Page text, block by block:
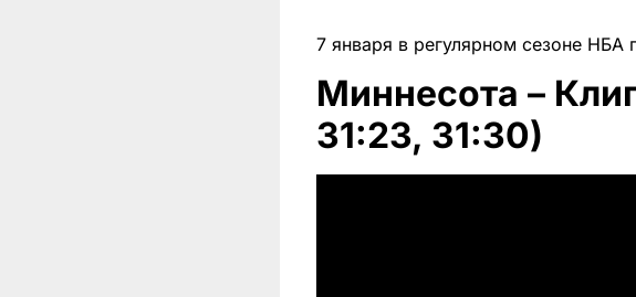
7 января в регулярном сезоне НБА
Миннесота –
31:23, 31:30)